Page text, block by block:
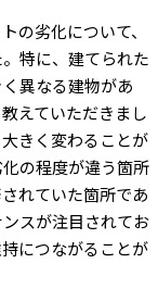
の劣化について、
特に、建てられた
異なる建物があ
えていただきまし
きく変わることが
の程度が違う箇所
れていた箇所であ
スが注目されてお
につながることが